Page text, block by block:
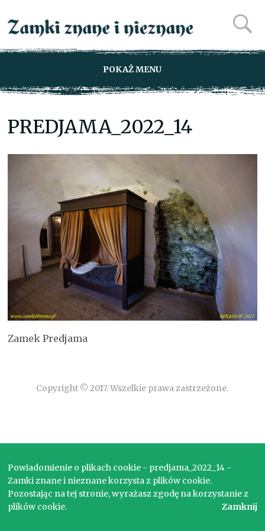
POKAŻ MENU
PREDJAMA_2022_14
Zamek Predjama
Copyright © 2017. Wszelkie prawa zastrzeżone.
Powiadomienie o plikach cookie - predjama_2022_14 -
Zamki znane i nieznane korzysta z plików cookie.
Pozostając na tej stronie, wyrażasz zgodę na korzystanie z
plików cookie.
Zamknij